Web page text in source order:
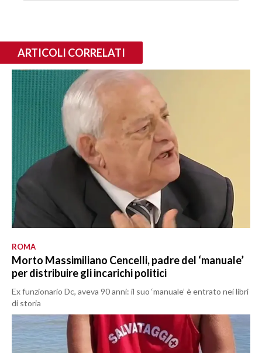
ARTICOLI CORRELATI
ROMA
Morto Massimiliano Cencelli, padre del ‘manuale’
per distribuire gli incarichi politici
Ex funzionario Dc, aveva 90 anni: il suo ‘manuale’ è entrato nei libri
di storia